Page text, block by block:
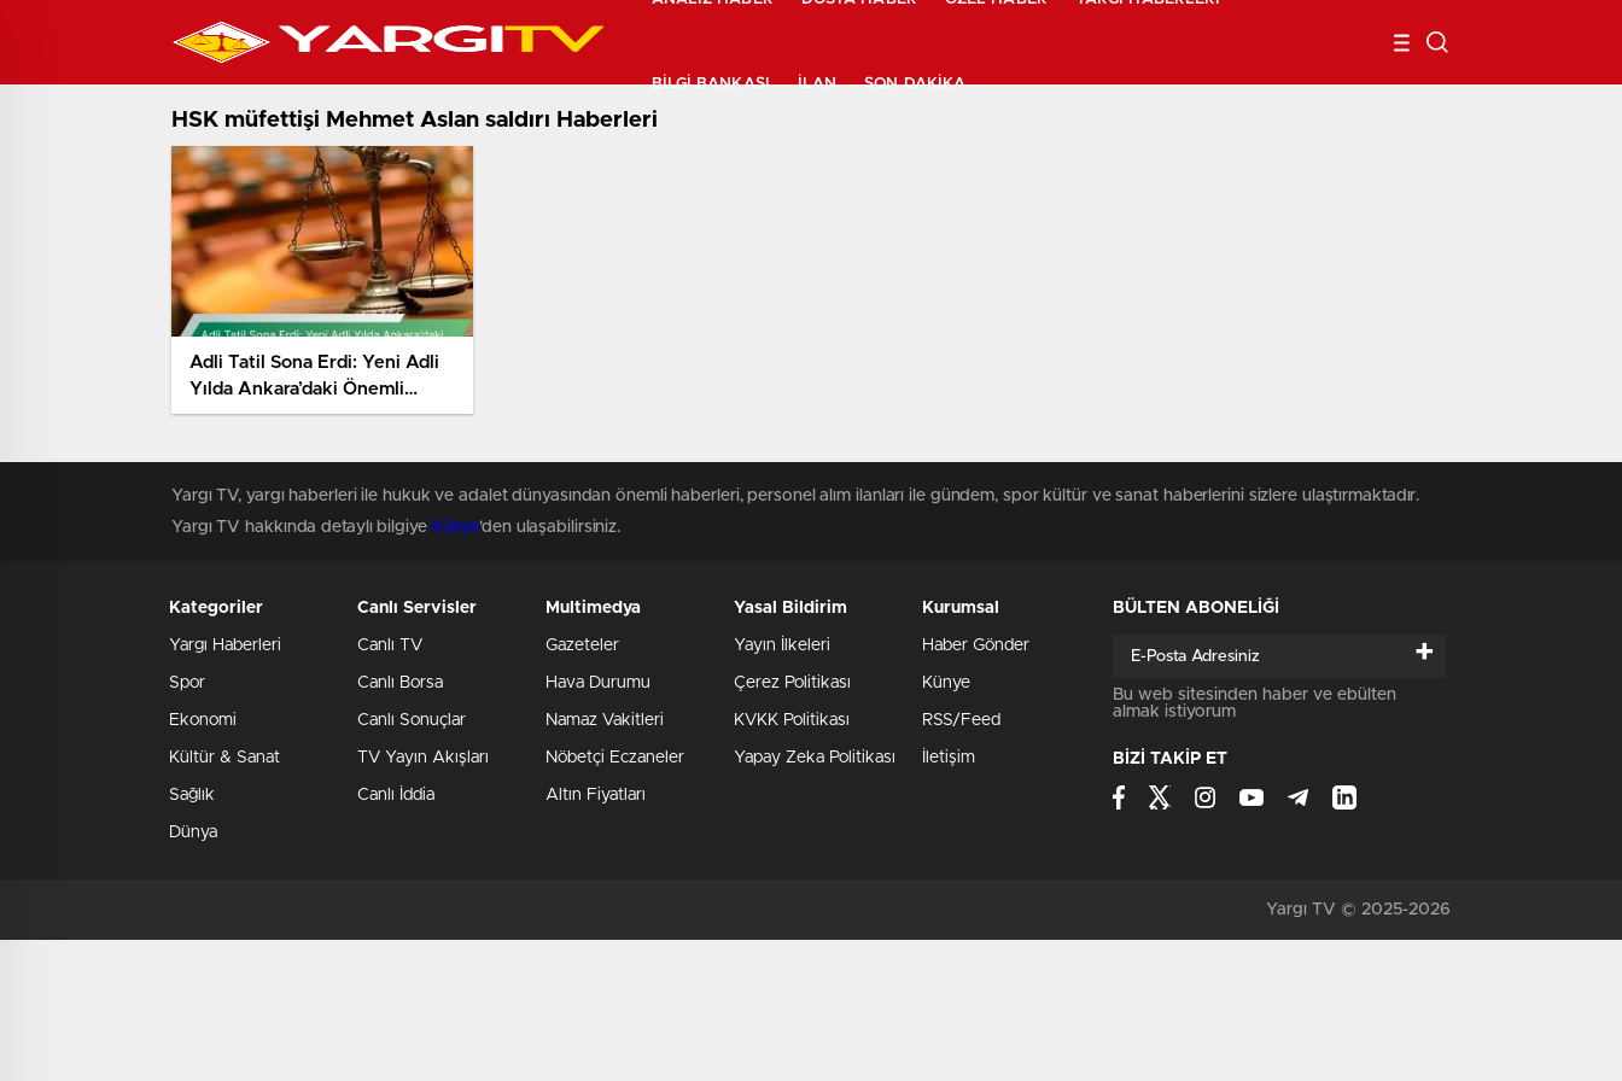
BILGI BANKASI İLAN SON DAKIKA
HSK müfettişi Mehmet Aslan saldırı Haberleri
Adli Tatil Sona Erdi: Yeni Adli
Yılda Ankara’daki Önemli
Davalar Başlıyor
Yargı TV, yargı haberleri ile hukuk ve adalet dünyasından önemli haberleri, personel alım ilanları ile gündem, spor kültür ve sanat haberlerini sizlere ulaştırmaktadır.
Yargı TV hakkında detaylı bilgiye Künye'den ulaşabilirsiniz.
Kategoriler
Yargı Haberleri
Spor
Ekonomi
Kültür & Sanat
Sağlık
Dünya
Canlı Servisler
Canlı TV
Canlı Borsa
Canlı Sonuçlar
TV Yayın Akışları
Canlı İddia
Multimedya
Gazeteler
Hava Durumu
Namaz Vakitleri
Nöbetçi Eczaneler
Altın Fiyatları
Yasal Bildirim
Yayın İlkeleri
Çerez Politikası
KVKK Politikası
Yapay Zeka Politikası
Kurumsal
Haber Gönder
Künye
RSS/Feed
İletişim
BÜLTEN ABONELİĞİ
+
Bu web sitesinden haber ve ebülten
almak istiyorum
BİZİ TAKİP ET
Yargı TV © 2025-2026